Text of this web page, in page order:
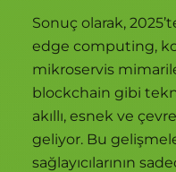
Sonuç olarak,
edge computing,
mikroservis
blockchain gibi
akıllı, esnek ve
geliyor. Bu
sağlayıcılarının